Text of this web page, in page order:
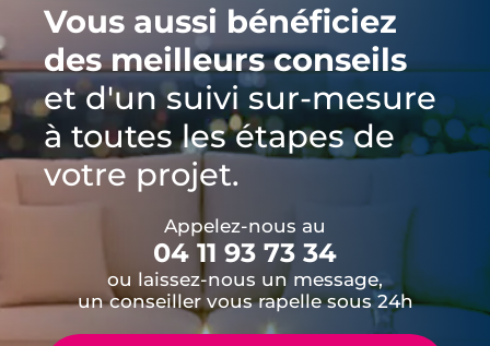
Vous aussi bénéficiez
des meilleurs conseils
et d'un suivi sur-mesure
à toutes les étapes de
votre projet.
Appelez-nous au
04 11 93 73 34
ou laissez-nous un message,
un conseiller vous rapelle sous 24h